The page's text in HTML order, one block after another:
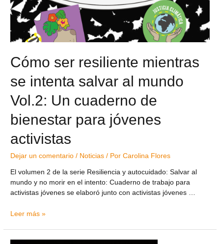
Cómo ser resiliente mientras
se intenta salvar al mundo
Vol.2: Un cuaderno de
bienestar para jóvenes
activistas
Dejar un comentario / Noticias / PorCarolina Flores
El volumen 2 de la serie Resiliencia y autocuidado: Salvar al
mundo y no morir en el intento: Cuaderno de trabajo para
activistas jóvenes se elaboró junto con activistas jóvenes …
Leer más »